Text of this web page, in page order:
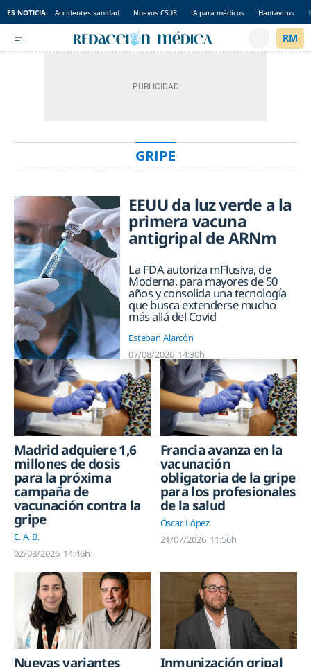
ES NOTICIA: Accidentes sanidad Nuevos CSUR IA para médicos Hantavirus
GRIPE
EEUU da luz verde a la
primera vacuna
antigripal de ARNm
La FDA autoriza mFlusiva, de
Moderna, para mayores de 50
años y consolida una tecnología
que busca extenderse mucho
más allá del Covid
Esteban Alarcón
07/08/2026 14:30h
Madrid adquiere 1,6
millones de dosis
para la próxima
campaña de
vacunación contra la
gripe
E. A. B.
02/08/2026 14:46h
Francia avanza en la
vacunación
obligatoria de la gripe
para los profesionales
de la salud
Óscar López
21/07/2026 11:56h
Nuevas variantes Inmunización gripal